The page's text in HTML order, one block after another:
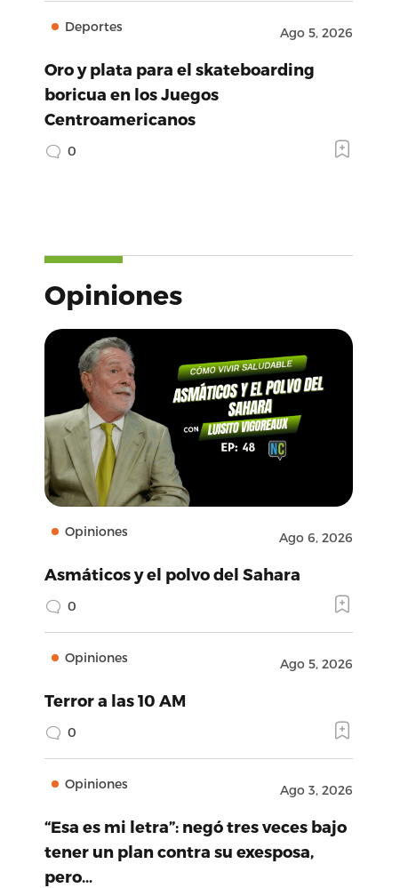
Deportes Ago 5, 2026
Oro y plata para el skateboarding
boricua en los Juegos
Centroamericanos
0
Opiniones
Opiniones Ago 6, 2026
Asmáticos y el polvo del Sahara
0
Opiniones Ago 5, 2026
Terror a las 10 AM
0
Opiniones Ago 3, 2026
“Esa es mi letra”: negó tres veces bajo
tener un plan contra su exesposa,
pero…